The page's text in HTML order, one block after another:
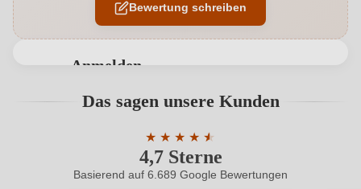
Bio EU
Bewertung schreiben
Anmelden
Benutzern abgegeben werden. Bitte loggen Sie sich
Neuer Kunde? Neuer Kunde?
Das sagen unsere Kunden
4,7 Sterne
★ ★ ★ ★ ★
★
Durchschnittliche Bewertung von 4.7
Basierend auf 6.689 Google Bewertungen